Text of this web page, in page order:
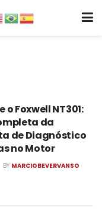
o Foxwell NT301:
da
de Diagnóstico
no Motor
BY MARCIOBEVERVANSO